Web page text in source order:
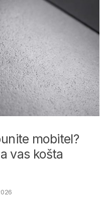
mobitel?
vas košta